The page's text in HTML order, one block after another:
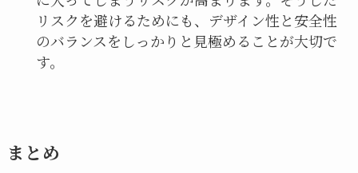
リスクを避けるためにも、デザイン性と安全性
のバランスをしっかりと見極めることが大切で
す。
まとめ